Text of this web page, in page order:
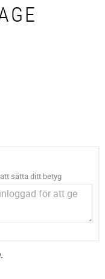
sätta ditt betyg